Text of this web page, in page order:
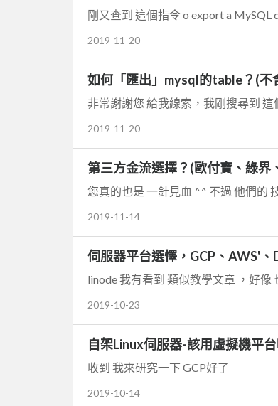
剛又查到 這個指令 o export a MySQL
2019-11-20
如何「匯出」mysql的table？(不
2019-11-20
第三方金流選擇？(歐付寶、綠界
您真的也是 一針見血 ^^ 不過 他們的
2019-11-14
伺服器平台選懌，GCP、AWS'
linode 我有看到 類似教學文章 ，好像
2019-10-23
自架Linux伺服器-該用虛擬機平台
收到 我來研究一下 GCP好了
2019-10-14